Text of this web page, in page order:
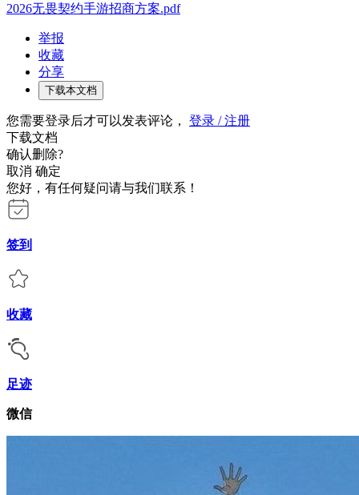
2026无畏契约手游招商方案.pdf
举报
收藏
分享
下载本文档
您需要登录后才可以发表评论， 登录 / 注册
下载文档
确认删除?
取消 确定
您好，有任何疑问请与我们联系！
签到
收藏
足迹
微信